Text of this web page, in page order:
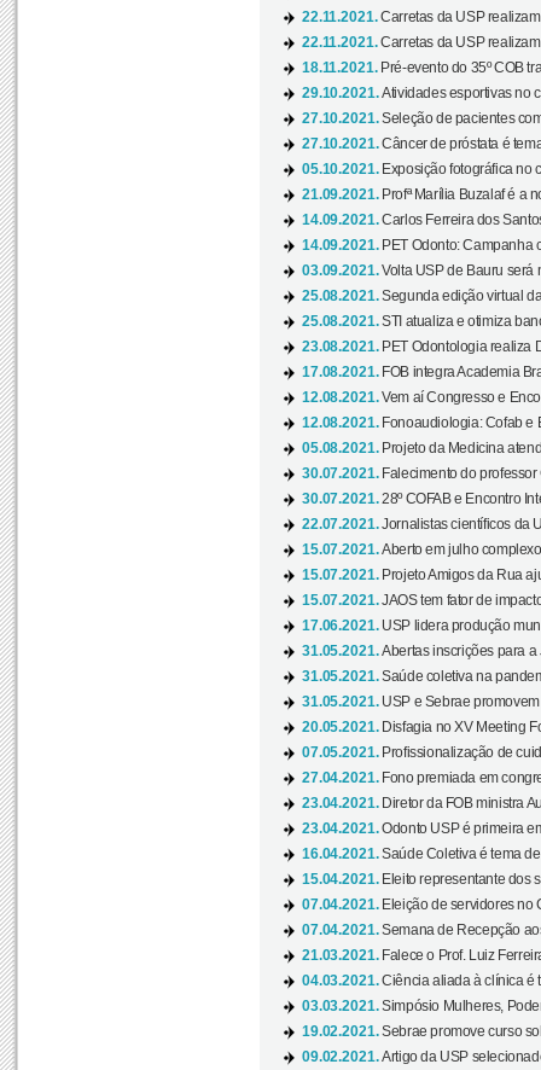
22.11.2021.Carretas da USP
22.11.2021.Carretas da USP
18.11.2021. Pré-evento do 35º COB
29.10.2021.Atividades esportivas no
27.10.2021.Seleção de pacientes
27.10.2021.Câncer de próstata é
05.10.2021. Exposição fotográfica no
21.09.2021. Profª Marília Buzalaf é a
14.09.2021.Carlos Ferreira dos
14.09.2021. PET Odonto: Campanha
03.09.2021.Volta USP de Bauru será
25.08.2021.Segunda edição virtual
25.08.2021.STI atualiza e otimiza
23.08.2021. PET Odontologia realiza
17.08.2021. FOB integra Academia
12.08.2021.Vem aí Congresso e
12.08.2021. Fonoaudiologia: Cofab e
05.08.2021. Projeto da Medicina
30.07.2021. Falecimento do
30.07.2021.28º COFAB e Encontro
22.07.2021.Jornalistas científicos da
15.07.2021.Aberto em julho
15.07.2021. Projeto Amigos da Rua
15.07.2021.JAOS tem fator de
17.06.2021. USP lidera produção
31.05.2021.Abertas inscrições para
31.05.2021.Saúde coletiva na
31.05.2021. USP e Sebrae
20.05.2021. Disfagia no XV Meeting
07.05.2021. Profissionalização de
27.04.2021. Fono premiada em
23.04.2021. Diretor da FOB ministra
23.04.2021.Odonto USP é primeira
16.04.2021.Saúde Coletiva é tema
15.04.2021. Eleito representante dos
07.04.2021. Eleição de servidores no
07.04.2021.Semana de Recepção
21.03.2021. Falece o Prof. Luiz
04.03.2021.Ciência aliada à clínica é
03.03.2021.Simpósio Mulheres,
19.02.2021.Sebrae promove curso
09.02.2021.Artigo da USP